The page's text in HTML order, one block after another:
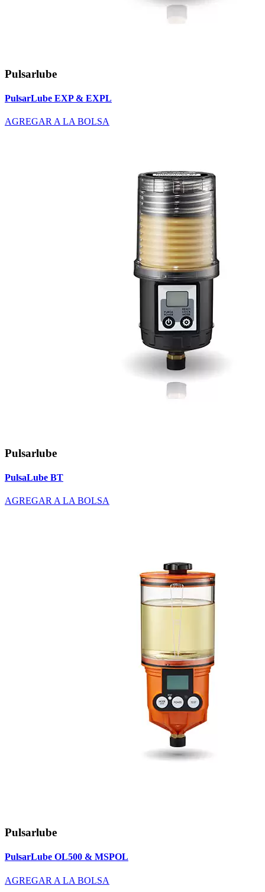
Pulsarlube
PulsarLube EXP & EXPL
AGREGAR A LA BOLSA
Pulsarlube
PulsaLube BT
AGREGAR A LA BOLSA
Pulsarlube
PulsarLube OL500 & MSPOL
AGREGAR A LA BOLSA